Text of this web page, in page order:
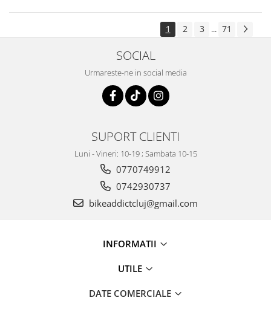
1 2 3 ... 71
SOCIAL
Urmareste-ne in social media
SUPORT CLIENTI
Luni - Vineri: 10-19 ; Sambata 10-15
0770749912
0742930737
bikeaddictcluj@gmail.com
INFORMATII
UTILE
DATE COMERCIALE